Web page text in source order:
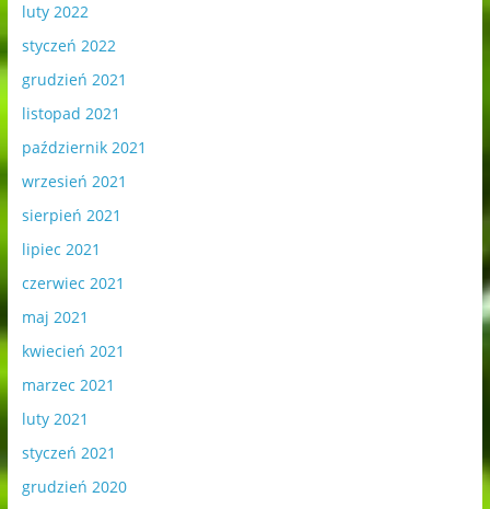
luty 2022
styczeń 2022
grudzień 2021
listopad 2021
październik 2021
wrzesień 2021
sierpień 2021
lipiec 2021
czerwiec 2021
maj 2021
kwiecień 2021
marzec 2021
luty 2021
styczeń 2021
grudzień 2020